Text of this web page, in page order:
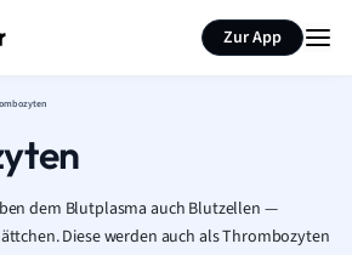
Zur App
dem Blutplasma auch Blutzellen —
Diese werden auch als Thrombozyten
Seite zusammenfassen